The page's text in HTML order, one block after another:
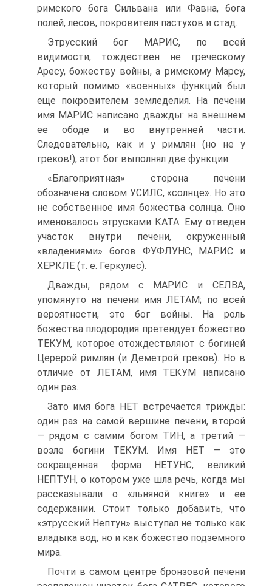
римского бога Сильвана или Фавна, бога
полей, лесов, покровителя пастухов и стад.
Этрусский бог МАРИС, по всей
видимости, тождествен не греческому
Аресу, божеству войны, а римскому Марсу,
который помимо «военных» функций был
еще покровителем земледелия. На печени
имя МАРИС написано дважды: на внешнем
ее ободе и во внутренней части.
Следовательно, как и у римлян (но не у
греков!), этот бог выполнял две функции.
«Благоприятная» сторона печени
обозначена словом УСИЛС, «солнце». Но это
не собственное имя божества солнца. Оно
именовалось этрусками КАТА. Ему отведен
участок внутри печени, окруженный
«владениями» богов ФУФЛУНС, МАРИС и
ХЕРКЛЕ (т. е. Геркулес).
Дважды, рядом с МАРИС и СЕЛВА,
упомянуто на печени имя ЛЕТАМ; по всей
вероятности, это бог войны. На роль
божества плодородия претендует божество
ТЕКУМ, которое отождествляют с богиней
Церерой римлян (и Деметрой греков). Но в
отличие от ЛЕТАМ, имя ТЕКУМ написано
один раз.
Зато имя бога НЕТ встречается трижды:
один раз на самой вершине печени, второй
— рядом с самим богом ТИН, а третий —
возле богини ТЕКУМ. Имя НЕТ — это
сокращенная форма НЕТУНС, великий
НЕПТУН, о котором уже шла речь, когда мы
рассказывали о «льняной книге» и ее
содержании. Стоит только добавить, что
«этрусский Нептун» выступал не только как
владыка вод, но и как божество подземного
мира.
Почти в самом центре бронзовой печени